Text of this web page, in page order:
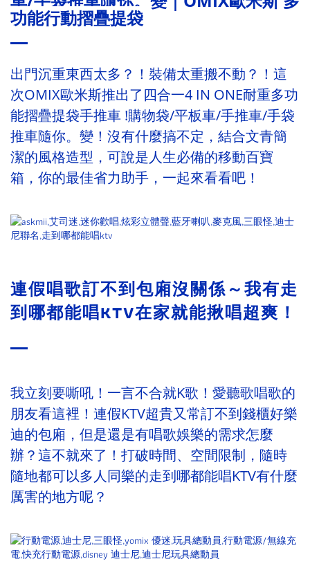
功能行動摺疊提袋
出門沉重東西太多？！裝備太重搬不動？！這
次OMIX歐米斯推出了四合一4 IN ONE耐重多功
能摺疊提袋手推車 !購物袋/平板車/手推車/手袋
推車隨你。變！沒有什麼搞不定，結合文青簡
潔的風格造型，可說是人生必備的移動百寶
箱，你的最佳省力助手，一起來看看吧！
連假唱歌訂不到包廂沒關係～我有走
到哪都能唱KTV在家就能揪唱超爽！
我立刻要嘶吼！一言不合就K歌！愛聽歌唱歌的
朋友看這裡！連假KTV超貴又常訂不到錢櫃好樂
迪的包廂，但是還是有唱歌娛樂的需求怎麼
辦？這不就來了！打破時間、空間限制，隨時
隨地都可以多人同樂的走到哪都能唱KTV有什麼
厲害的地方呢？